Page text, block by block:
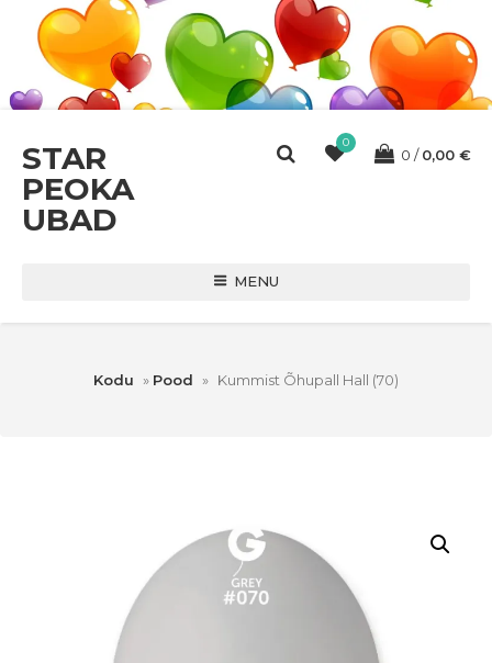
STAR
PEOKA
UBAD
0
0 0,00 €
MENU
Kodu » Pood » Kummist Õhupall Hall (70)